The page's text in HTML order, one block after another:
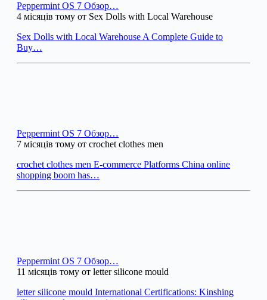
Peppermint OS 7 Обзор…
4 місяців тому от Sex Dolls with Local Warehouse
Sex Dolls with Local Warehouse A Complete Guide to
Buy…
Peppermint OS 7 Обзор…
7 місяців тому от crochet clothes men
crochet clothes men E-commerce Platforms China online
shopping boom has…
Peppermint OS 7 Обзор…
11 місяців тому от letter silicone mould
letter silicone mould International Certifications: Kinshing